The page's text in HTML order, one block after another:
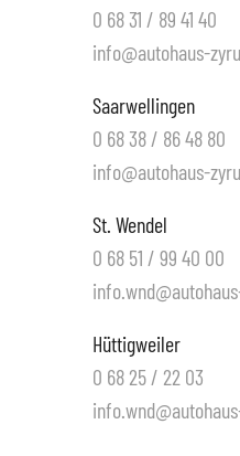
0 68 31 / 89 41 40
info@autohaus-
Saarwellingen
0 68 38 / 86 48 80
info@autohaus-
St. Wendel
0 68 51 / 99 40 00
Hüttigweiler
0 68 25 / 22 03